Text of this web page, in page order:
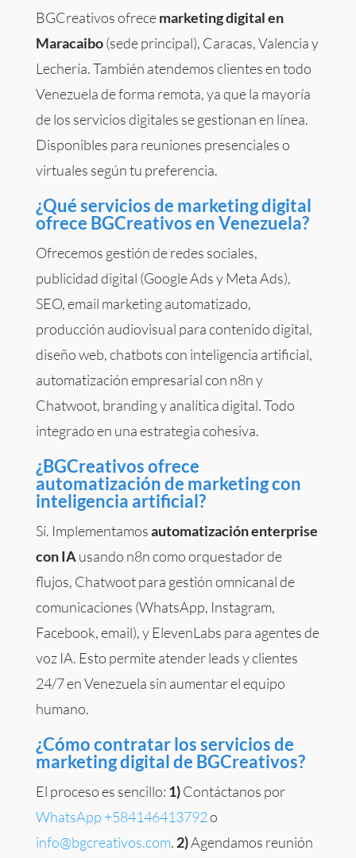
BGCreativos ofrecemarketing digital en
Maracaibo(sede principal), Caracas, Valencia y
Lechería. También atendemos clientes en todo
Venezuela de forma remota, ya que la mayoría
de los servicios digitales se gestionan en línea.
Disponibles para reuniones presenciales o
virtuales según tu preferencia.
¿Qué servicios de marketing digital
ofrece BGCreativos en Venezuela?
Ofrecemos gestión de redes sociales,
publicidad digital (Google Ads y Meta Ads),
SEO, email marketing automatizado,
producción audiovisual para contenido digital,
diseño web, chatbots con inteligencia artificial,
automatización empresarial con n8n y
Chatwoot, branding y analítica digital. Todo
integrado en una estrategia cohesiva.
¿BGCreativos ofrece
automatización de marketing con
inteligencia artificial?
Sí. Implementamosautomatización enterprise
con IAusando n8n como orquestador de
flujos, Chatwoot para gestión omnicanal de
comunicaciones (WhatsApp, Instagram,
Facebook, email), y ElevenLabs para agentes de
voz IA. Esto permite atender leads y clientes
24/7 en Venezuela sin aumentar el equipo
humano.
¿Cómo contratar los servicios de
marketing digital de BGCreativos?
El proceso es sencillo: 1)Contáctanos por
WhatsApp +584146413792o
info@bgcreativos.com.2)Agendamos reunión